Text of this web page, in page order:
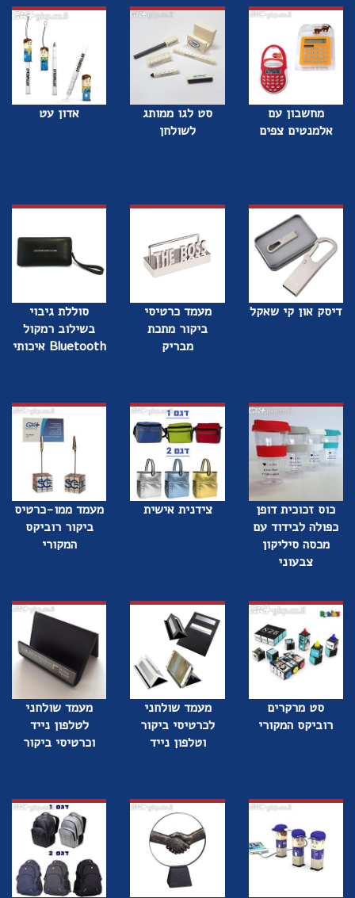
מחשבון עם
אלמנטים צפים
סט לגו ממותג
לשולחן
אדון עט
דיסק און קי שאקל
מעמד כרטיסי
ביקור מתכת
מבריק
סוללת גיבוי
בשילוב רמקול
Bluetooth איכותי
כוס זכוכית דופן
כפולה לבידוד עם
מכסה סיליקון
צבעוני
צידנית אישית
מעמד ממו-כרטיס
ביקור רוביקס
המקורי
סט מרקרים
רוביקס המקורי
מעמד שולחני
לכרטיסי ביקור
וטלפון נייד
מעמד שולחני
לטלפון נייד
וכרטיסי ביקור